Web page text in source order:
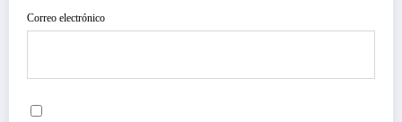
Correo electrónico